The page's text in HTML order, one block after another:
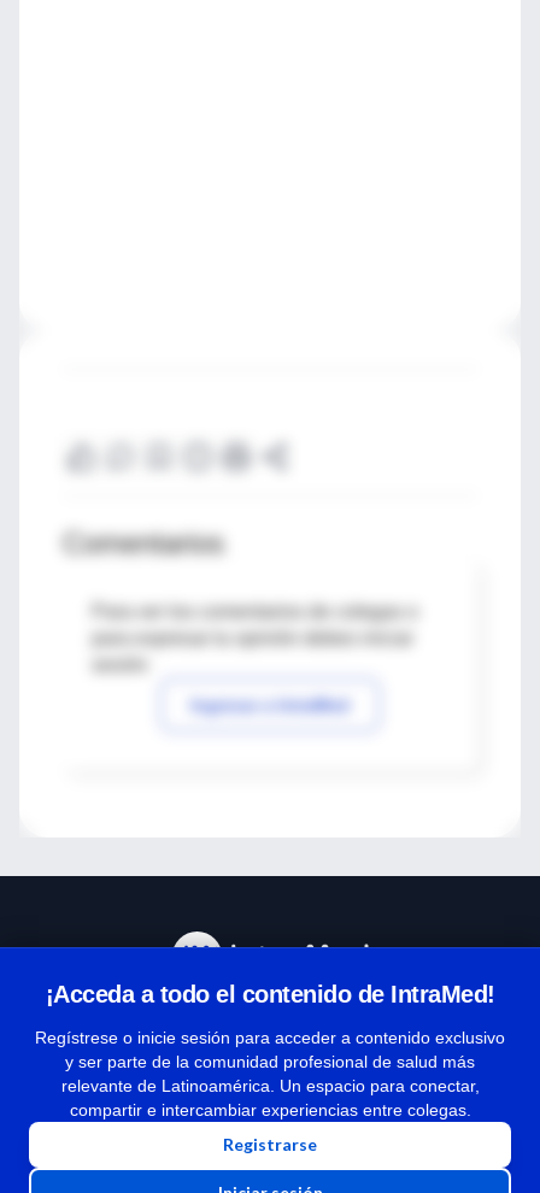
Comentarios
Para ver los comentarios de colegas o
Ingresar a IntraMed
¡Acceda a todo el contenido de IntraMed!
Regístrese o inicie sesión para acceder a contenido exclusivo
y ser parte de la comunidad profesional de salud más
relevante de Latinoamérica. Un espacio para conectar,
compartir e intercambiar experiencias entre colegas.
Registrarse
Términos y condiciones
| Políticas de privacidad
| Todos los derechos reservados | Copyright 1997-2026